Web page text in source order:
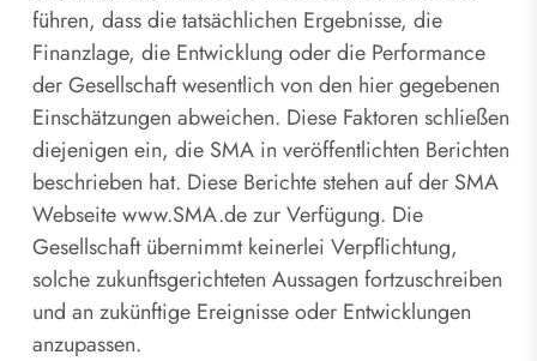
führen, dass die tatsächlichen Ergebnisse, die
Finanzlage, die Entwicklung oder die Performance
der Gesellschaft wesentlich von den hier gegebenen
Einschätzungen abweichen. Diese Faktoren schließen
diejenigen ein, die SMA in veröffentlichten Berichten
beschrieben hat. Diese Berichte stehen auf der SMA
Webseite www.SMA.de zur Verfügung. Die
Gesellschaft übernimmt keinerlei Verpflichtung,
solche zukunftsgerichteten Aussagen fortzuschreiben
und an zukünftige Ereignisse oder Entwicklungen
anzupassen.